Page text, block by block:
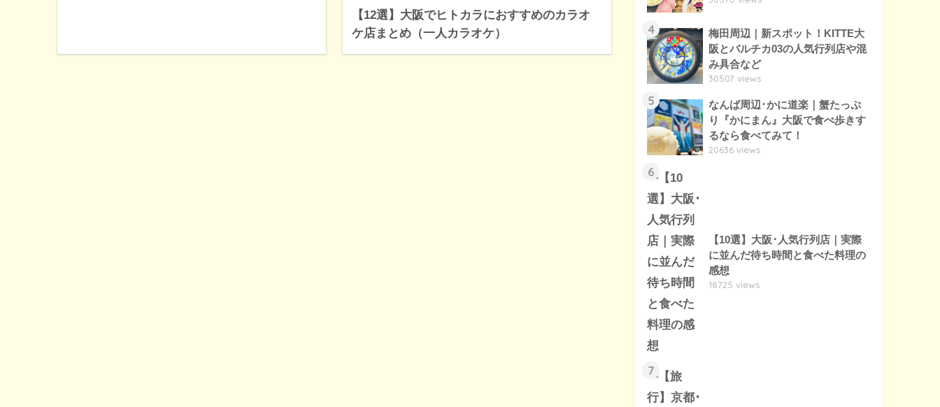
【12選】大阪でヒトカラにおすすめのカラオ
ケ店まとめ（一人カラオケ）
4
梅田周辺｜新スポット！KITTE大
阪とバルチカ03の人気行列店や混
み具合など
30507 views
5
なんば周辺･かに道楽｜蟹たっぷ
り『かにまん』大阪で食べ歩きす
るなら食べてみて！
20636 views
6
【10選】大阪･人気行列店｜実際
に並んだ待ち時間と食べた料理の
感想
18725 views
7